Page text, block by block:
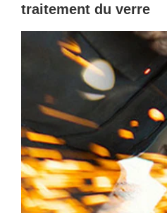
traitement du verre